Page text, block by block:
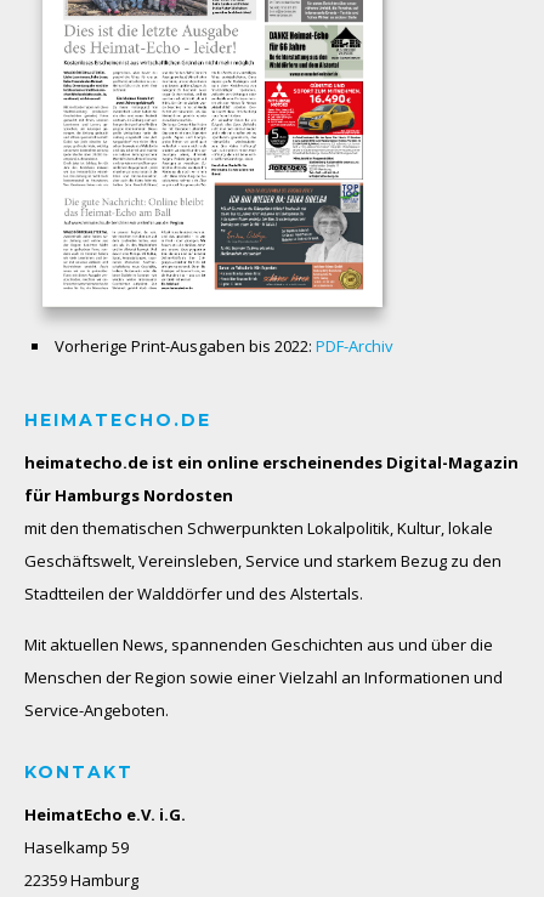
Vorherige Print-Ausgaben bis 2022: PDF-Archiv
HEIMATECHO.DE
heimatecho.de ist ein online erscheinendes Digital-Magazin
für Hamburgs Nordosten
mit den thematischen Schwerpunkten Lokalpolitik, Kultur, lokale
Geschäftswelt, Vereinsleben, Service und starkem Bezug zu den
Stadtteilen der Walddörfer und des Alstertals.
Mit aktuellen News, spannenden Geschichten aus und über die
Menschen der Region sowie einer Vielzahl an Informationen und
Service-Angeboten.
KONTAKT
HeimatEcho e.V. i.G.
Haselkamp 59
22359 Hamburg